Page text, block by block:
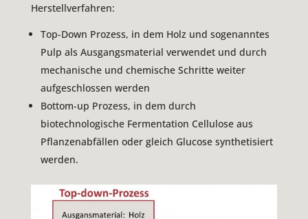
Herstellverfahren:
Top-Down Prozess, in dem Holz und sogenanntes
Pulp als Ausgangsmaterial verwendet und durch
mechanische und chemische Schritte weiter
aufgeschlossen werden
Bottom-up Prozess, in dem durch
biotechnologische Fermentation Cellulose aus
Pflanzenabfällen oder gleich Glucose synthetisiert
werden.